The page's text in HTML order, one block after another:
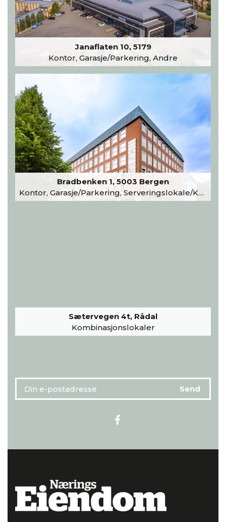
Janaflaten 10, 5179
Kontor, Garasje/Parkering, Andre
Bradbenken 1, 5003 Bergen
Kontor, Garasje/Parkering, Serveringslokale/Kantine, Undervisning/Arrangement
Sætervegen 4t, Rådal
Kombinasjonslokaler